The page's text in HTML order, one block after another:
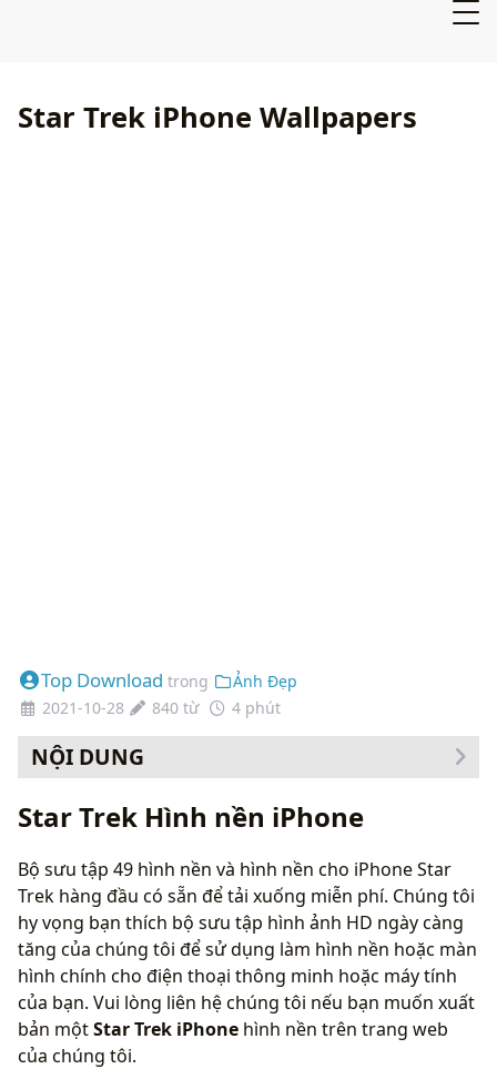
Star Trek iPhone Wallpapers
Top Download trong
Ảnh Đẹp
2021-10-28
840 từ 4 phút
NỘI DUNG
Star Trek Hình nền iPhone
Bộ sưu tập 49 hình nền và hình nền cho iPhone Star
Trek hàng đầu có sẵn để tải xuống miễn phí. Chúng tôi
hy vọng bạn thích bộ sưu tập hình ảnh HD ngày càng
tăng của chúng tôi để sử dụng làm hình nền hoặc màn
hình chính cho điện thoại thông minh hoặc máy tính
của bạn. Vui lòng liên hệ chúng tôi nếu bạn muốn xuất
bản mộtStar Trek iPhone hình nền trên trang web
của chúng tôi.